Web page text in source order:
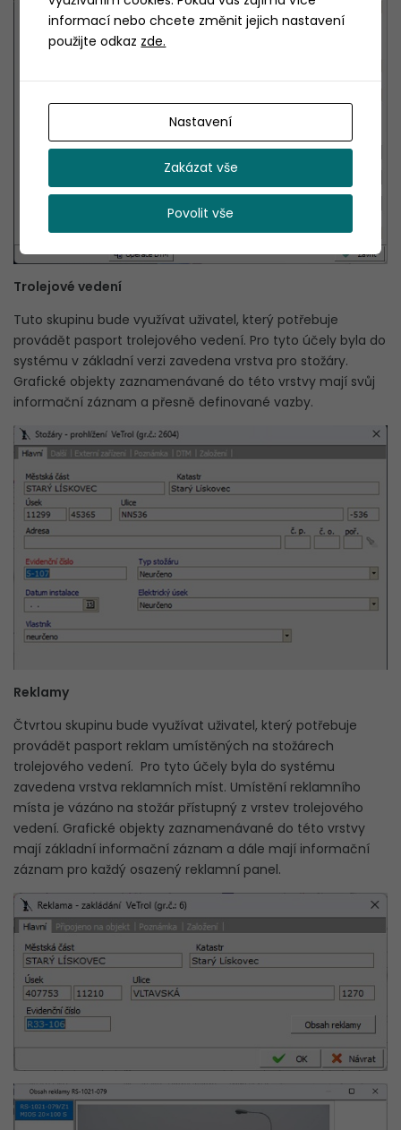
Trolejové vedení
Tuto skupinu bude využívat uživatel, který potřebuje
provádět pasport trolejového vedení. Pro tyto účely byla do
systému v základní verzi zavedena vrstva pro stožáry.
Grafické objekty zaznamenávané do této vrstvy mají svůj
informační záznam a přesně definované vazby.
Reklamy
Čtvrtou skupinu bude využívat uživatel, který potřebuje
provádět pasport reklam umístěných na stožárech
trolejového vedení. Pro tyto účely byla do systému
zavedena vrstva reklamních míst. Umístění reklamního
místa je vázáno na stožár přístupný z vrstev trolejového
vedení. Grafické objekty zaznamenávané do této vrstvy
mají základní informační záznam a dále mají informační
záznam pro každý osazený reklamní panel.
informací nebo chcete změnit jejich nastavení
použijte odkaz zde.
Nastavení
Zakázat vše
Povolit vše